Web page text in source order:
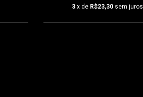
3 x de R$23,30 sem juros